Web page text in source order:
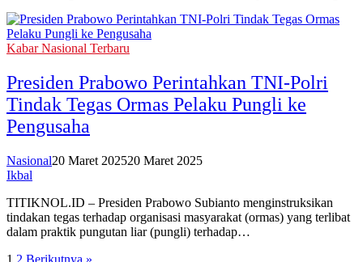
Kabar Nasional Terbaru
Presiden Prabowo Perintahkan TNI-Polri
Tindak Tegas Ormas Pelaku Pungli ke
Pengusaha
Nasional20 Maret 202520 Maret 2025
Ikbal
TITIKNOL.ID – Presiden Prabowo Subianto menginstruksikan
tindakan tegas terhadap organisasi masyarakat (ormas) yang terlibat
dalam praktik pungutan liar (pungli) terhadap…
1 2 Berikutnya »